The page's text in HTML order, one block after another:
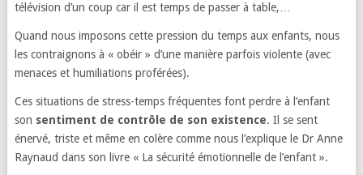
télévision d’un coup car il est temps de passer à table,…
Quand nous imposons cette pression du temps aux enfants, nous
les contraignons à « obéir » d’une manière parfois violente (avec
menaces et humiliations proférées).
Ces situations de stress-temps fréquentes font perdre à l’enfant
son sentiment de contrôle de son existence. Il se sent
énervé, triste et même en colère comme nous l’explique le Dr Anne
Raynaud dans son livre « La sécurité émotionnelle de l’enfant ».